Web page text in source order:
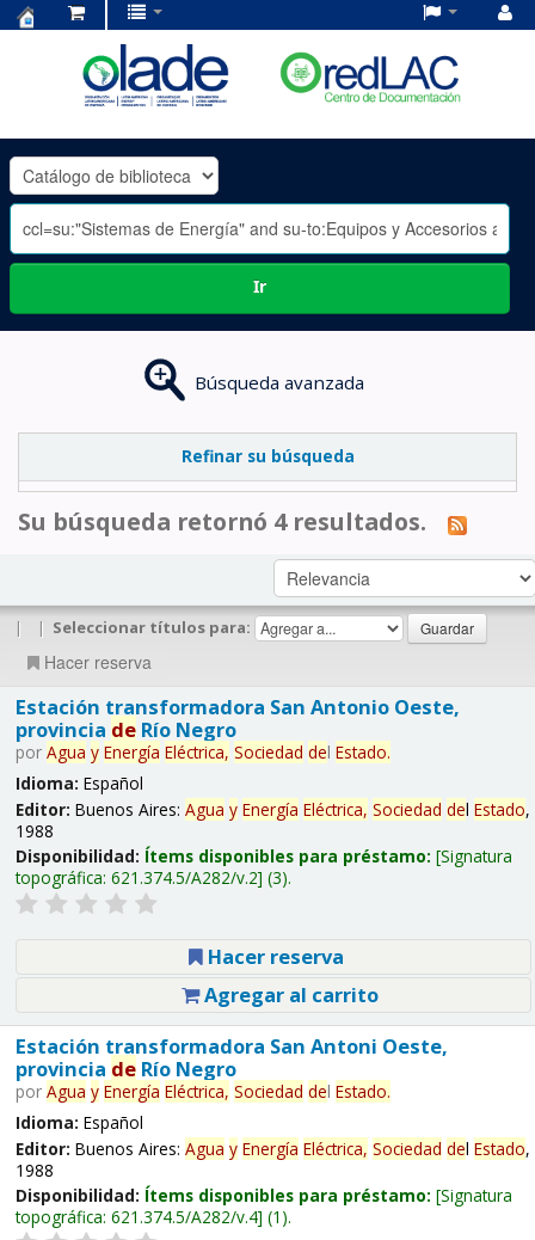
OLADE
-
Ir
Búsqueda avanzada
Refinar su búsqueda
Su búsqueda retornó 4 resultados.
| | Seleccionar títulos para:
Hacer reserva
Estación transformadora San Antonio Oeste,
provincia deRío Negro
por Agua y Energía Eléctrica, Sociedad del Estado.
Idioma: Español
Editor: Buenos Aires: Agua y Energía Eléctrica, Sociedad del Estado,
1988
Disponibilidad: Ítems disponibles para préstamo: Signatura
topográfica: 621.374.5/A282/v.2 (3).
Hacer reserva
Agregar al carrito
Estación transformadora San Antoni Oeste,
provincia deRío Negro
por Agua y Energía Eléctrica, Sociedad del Estado.
Idioma: Español
Editor: Buenos Aires: Agua y Energía Eléctrica, Sociedad del Estado,
1988
Disponibilidad: Ítems disponibles para préstamo: Signatura
topográfica: 621.374.5/A282/v.4 (1).